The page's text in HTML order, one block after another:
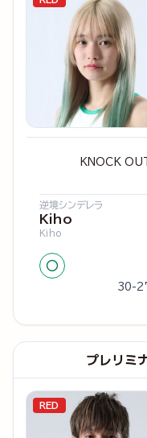
KNOCK
逆境シンデレラ
Kiho
Kiho
○
30-
プレリミ
RED